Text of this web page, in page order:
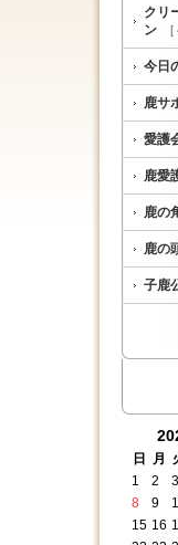
クリ
ン [
今日
鹿サ
愛護
鹿愛
鹿の
鹿の
子鹿
日 月
1
2 3
8
9
15 16